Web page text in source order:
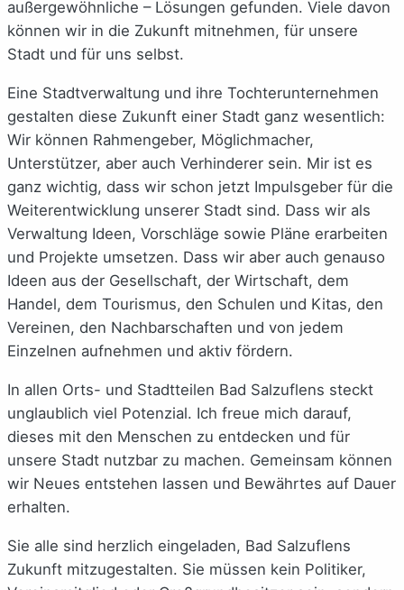
außergewöhnliche – Lösungen gefunden. Viele davon
können wir in die Zukunft mitnehmen, für unsere
Stadt und für uns selbst.
Eine Stadtverwaltung und ihre Tochterunternehmen
gestalten diese Zukunft einer Stadt ganz wesentlich:
Wir können Rahmengeber, Möglichmacher,
Unterstützer, aber auch Verhinderer sein. Mir ist es
ganz wichtig, dass wir schon jetzt Impulsgeber für die
Weiterentwicklung unserer Stadt sind. Dass wir als
Verwaltung Ideen, Vorschläge sowie Pläne erarbeiten
und Projekte umsetzen. Dass wir aber auch genauso
Ideen aus der Gesellschaft, der Wirtschaft, dem
Handel, dem Tourismus, den Schulen und Kitas, den
Vereinen, den Nachbarschaften und von jedem
Einzelnen aufnehmen und aktiv fördern.
In allen Orts- und Stadtteilen Bad Salzuflens steckt
unglaublich viel Potenzial. Ich freue mich darauf,
dieses mit den Menschen zu entdecken und für
unsere Stadt nutzbar zu machen. Gemeinsam können
wir Neues entstehen lassen und Bewährtes auf Dauer
erhalten.
Sie alle sind herzlich eingeladen, Bad Salzuflens
Zukunft mitzugestalten. Sie müssen kein Politiker,